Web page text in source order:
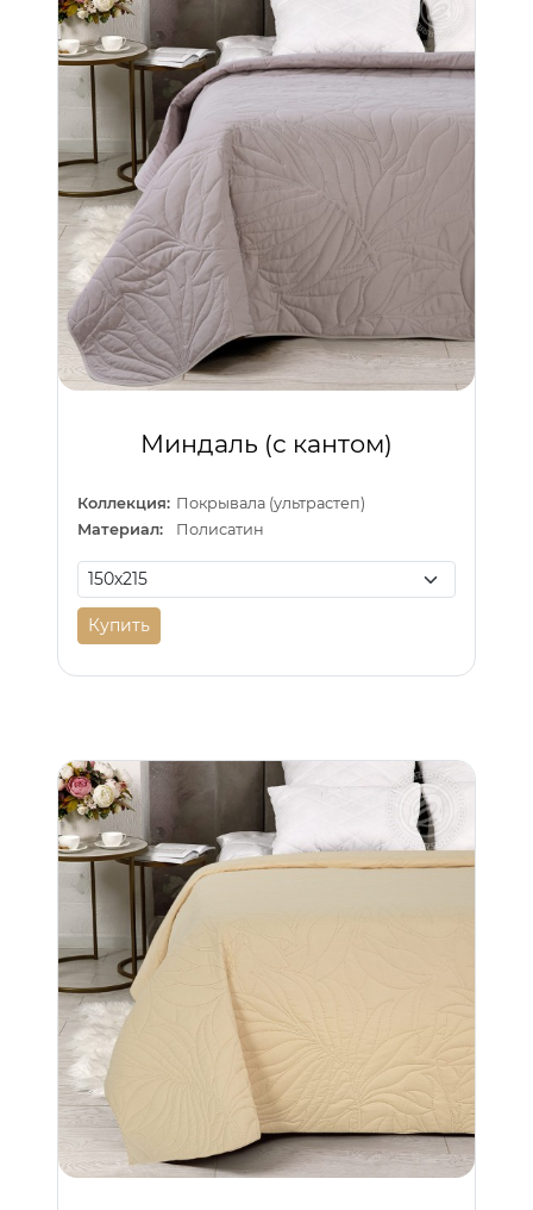
Миндаль (с кантом)
Коллекция: Покрывала (ультрастеп)
Материал:
Полисатин
Купить